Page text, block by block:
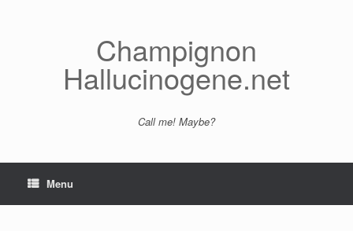
Champignon
Hallucinogene.net
Call me! Maybe?
Menu